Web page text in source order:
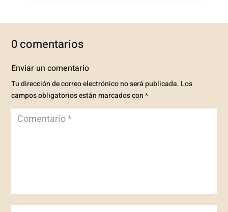
0 comentarios
Enviar un comentario
Tu dirección de correo electrónico no será publicada. Los
campos obligatorios están marcados con*